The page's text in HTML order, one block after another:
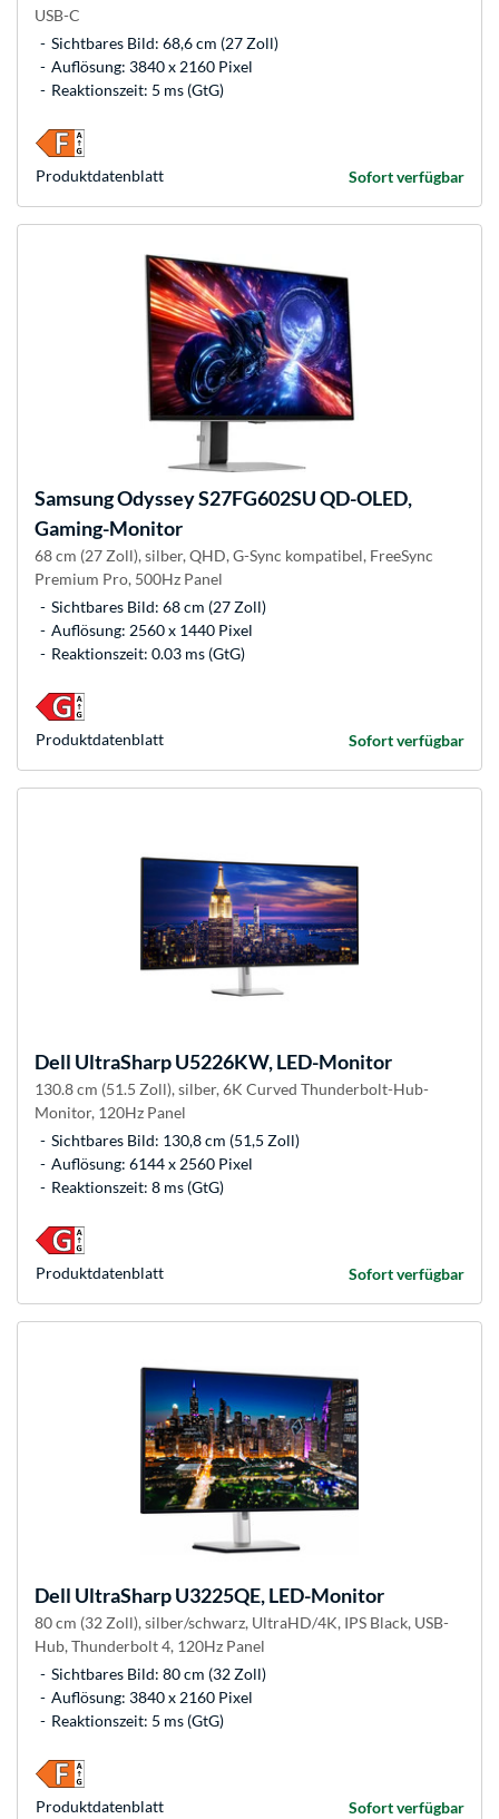
USB-C
Sichtbares Bild: 68,6 cm (27 Zoll)
Auflösung: 3840 x 2160 Pixel
Reaktionszeit: 5 ms (GtG)
Sofort verfügbar
Produkt­datenblatt
SamsungOdyssey S27FG602SU QD-OLED,
Gaming-Monitor
68 cm (27 Zoll), silber, QHD, G-Sync kompatibel, FreeSync
Premium Pro, 500Hz Panel
Sichtbares Bild: 68 cm (27 Zoll)
Auflösung: 2560 x 1440 Pixel
Reaktionszeit: 0.03 ms (GtG)
Sofort verfügbar
Produkt­datenblatt
Dell UltraSharp U5226KW, LED-Monitor
130.8 cm (51.5 Zoll), silber, 6K Curved Thunderbolt-Hub-
Monitor, 120Hz Panel
Sichtbares Bild: 130,8 cm (51,5 Zoll)
Auflösung: 6144 x 2560 Pixel
Reaktionszeit: 8 ms (GtG)
Sofort verfügbar
Produkt­datenblatt
Dell UltraSharp U3225QE, LED-Monitor
80 cm (32 Zoll), silber/schwarz, UltraHD/4K, IPS Black, USB-
Hub, Thunderbolt 4, 120Hz Panel
Sichtbares Bild: 80 cm (32 Zoll)
Auflösung: 3840 x 2160 Pixel
Reaktionszeit: 5 ms (GtG)
Sofort verfügbar
Produkt­datenblatt